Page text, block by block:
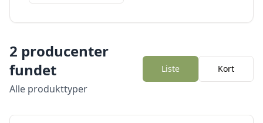
2 producenter
fundet
Alle produkttyper
Liste Kort